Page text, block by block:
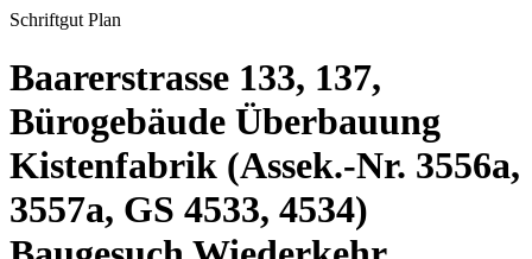
Schriftgut Plan
Baarerstrasse 133, 137,
Bürogebäude Überbauung
Kistenfabrik (Assek.-Nr. 3556a,
3557a, GS 4533, 4534)